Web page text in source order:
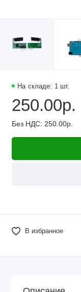
На складе: 1 шт.
250.00р.
Без НДС: 250.00р.
В избранное